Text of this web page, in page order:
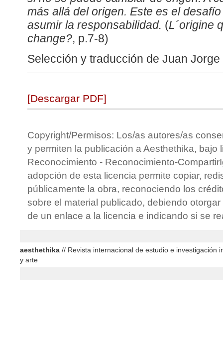
más allá del origen. Este es el
asumir la responsabilidad. (L´origine
change?, p.7-8)
Selección y traducción de Juan
[Descargar PDF]
Copyright/Permisos: Los/as autores/as
y permiten la publicación a Aesthethika, bajo
Reconocimiento - Reconocimiento-
adopción de esta licencia permite copiar,
públicamente la obra, reconociendo los
sobre el material publicado, debiendo
de un enlace a la licencia e indicando si se
aesthethika // Revista internacional de estudio e investigación
y arte